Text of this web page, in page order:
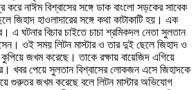
করে নাঈম বিশ্বাসের সঙ্গে ডাক বাংলো সড়কের সাবেক
জিহাদ হাওলাদারের সঙ্গে কথা কাটাকাটি হয়। এক
এ ঘটনার বিচার চাইতে চাচা শ্রমিকদল নেতা সুলতান
ওই সময় লিটন মাস্টার ও তার দুই ছেলে জিহাদ ও
কুপিয়ে জখম করেছে। তাকে রক্ষায় বায়েজিদ এগিয়ে
খবর পেয়ে সুলতান বিশ্বাসের লোকজন এসে জিহাদকে
গুরুতর জখম করেছে বলে লিটন মাস্টার অভিযোগ